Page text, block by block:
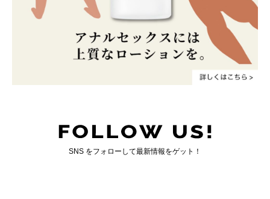
SNS をフォローして最新情報をゲット！